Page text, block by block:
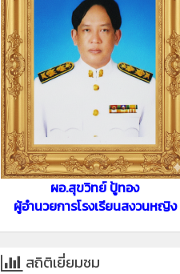
ผอ.สุขวิทย์ ปู้ทอง
ผู้อำนวยการโรงเรียนสงวนหญิง
สถิติเยี่ยมชม